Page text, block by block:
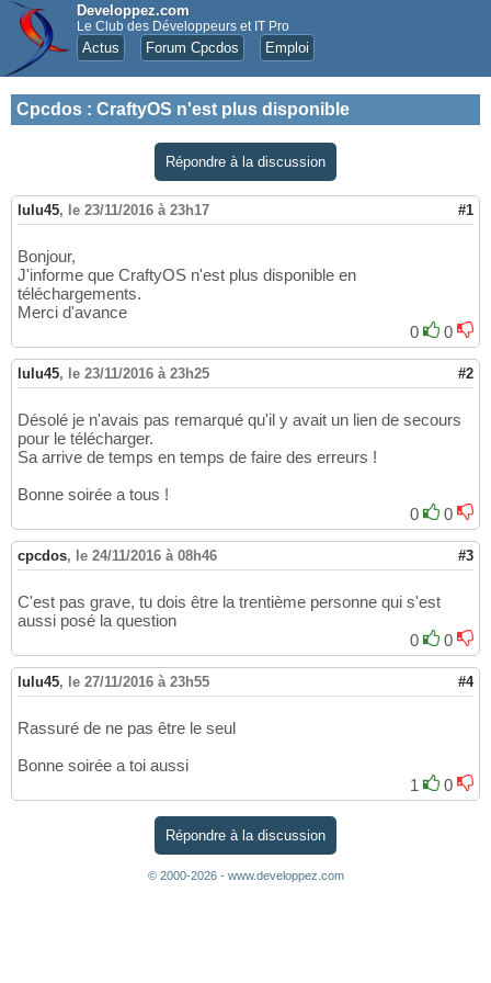
Developpez.com
Le Club des Développeurs et IT Pro
Actus Forum Cpcdos Emploi
Cpcdos : CraftyOS n'est plus disponible
Répondre à la discussion
lulu45, le 23/11/2016 à 23h17 #1
Bonjour,
J'informe que CraftyOS n'est plus disponible en
téléchargements.
Merci d'avance
0
0
lulu45, le 23/11/2016 à 23h25 #2
Désolé je n'avais pas remarqué qu'il y avait un lien de secours
pour le télécharger.
Sa arrive de temps en temps de faire des erreurs !
Bonne soirée a tous !
0
0
cpcdos, le 24/11/2016 à 08h46 #3
C'est pas grave, tu dois être la trentième personne qui s'est
aussi posé la question
0
0
lulu45, le 27/11/2016 à 23h55 #4
Rassuré de ne pas être le seul
Bonne soirée a toi aussi
1
0
Répondre à la discussion
© 2000-2026 - www.developpez.com